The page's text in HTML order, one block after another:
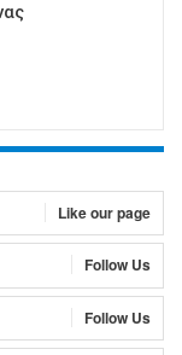
Like our page
Follow Us
Follow Us